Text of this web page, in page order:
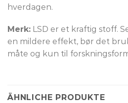
hverdagen.
Merk: LSD er et kraftig stoff.
en mildere effekt, bør det
måte og kun til
ÄHNLICHE PRODUKTE